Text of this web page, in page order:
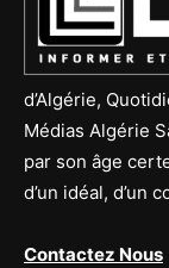
d’Algérie,
Médias Algérie
par son âge
d’un idéal, d’un
Contactez Nous